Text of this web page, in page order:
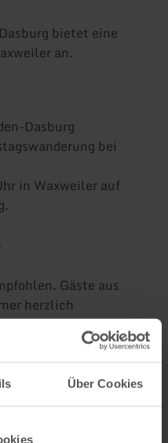
Über Cookies
bietet eine
an.
Dasburg
bei
in Waxweiler auf
Gäste aus
herzlich
Tel. +352